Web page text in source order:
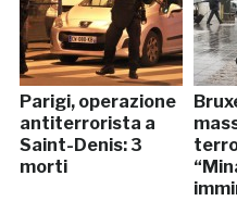
Parigi, operazione
antiterrorista a
Saint-Denis: 3
morti